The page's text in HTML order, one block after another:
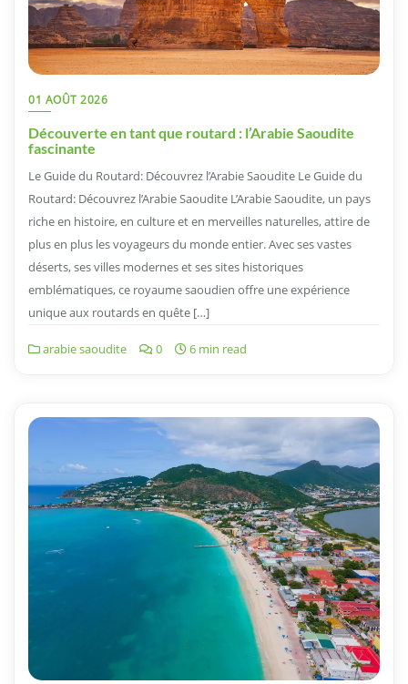
01 AOÛT 2026
Découverte en tant que routard : l’Arabie Saoudite
fascinante
Le Guide du Routard: Découvrez l’Arabie Saoudite Le Guide du
Routard: Découvrez l’Arabie Saoudite L’Arabie Saoudite, un pays
riche en histoire, en culture et en merveilles naturelles, attire de
plus en plus les voyageurs du monde entier. Avec ses vastes
déserts, ses villes modernes et ses sites historiques
emblématiques, ce royaume saoudien offre une expérience
unique aux routards en quête […]
arabie saoudite 0 6 min read